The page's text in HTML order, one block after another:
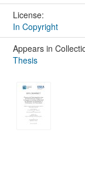
License:
In Copyright
Appears in
Thesis